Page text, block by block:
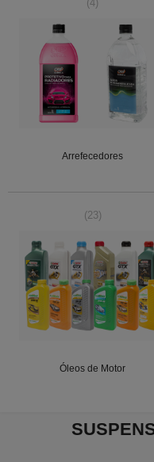
(4)
Arrefecedores
(23)
Óleos de Motor